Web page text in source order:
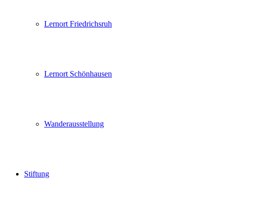
Lernort Friedrichsruh
Lernort Schönhausen
Wanderausstellung
Stiftung